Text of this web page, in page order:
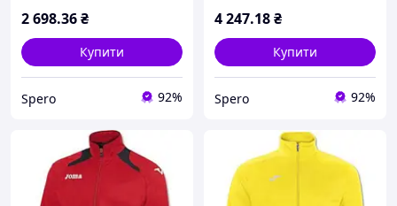
2 698.36₴
Купити
Spero 92%
4 247.18₴
Купити
Spero 92%